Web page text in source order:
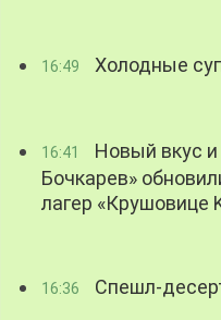
16:49 Холодные
16:41
Новый вкус
Бочкарев»
лагер «Крушовице
16:36 Спешл-